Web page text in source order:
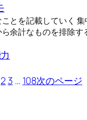
とを記載していく
余計なものを排除す
23 … 108次のページ